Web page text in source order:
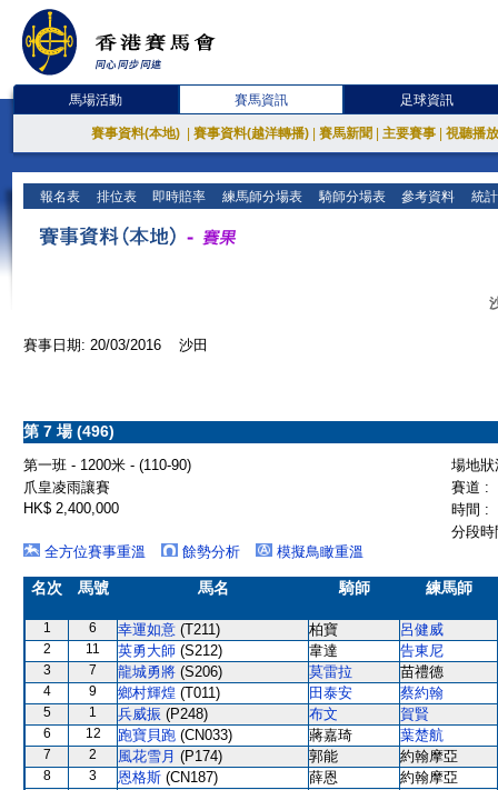
馬場活動 賽馬資訊 足球資訊
賽事資料(本地) 賽事資料(越洋轉播) 賽馬新聞 主要賽事 視聽播
報名表 排位表 即時賠率 練馬師分場表 騎師分場表 參考資料 統
賽事日期: 20/03/2016 沙田
第 7 場 (496)
第一班 - 1200米 - (110-90)
場地
爪皇凌雨讓賽
賽道 :
HK$ 2,400,000
時間 :
分段
全方位賽事重溫
餘勢分析 模擬鳥瞰重溫
名次 馬號 馬名 騎師 練馬師
1 6 幸運如意 (T211) 柏寶 呂健威
2 11 英勇大師 (S212) 韋達 告東尼
3 7 龍城勇將 (S206) 莫雷拉 苗禮德
4 9 鄉村輝煌 (T011) 田泰安 蔡約翰
5 1 兵威振 (P248) 布文 賀賢
6 12 跑寶貝跑 (CN033) 蔣嘉琦 葉楚航
7 2 風花雪月 (P174) 郭能 約翰摩亞
8 3 恩格斯 (CN187) 薛恩 約翰摩亞